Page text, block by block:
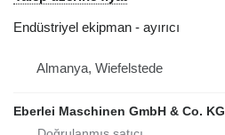
Endüstriyel ekipman - ayırıcı
Almanya, Wiefelstede
Eberlei Maschinen GmbH & Co. KG